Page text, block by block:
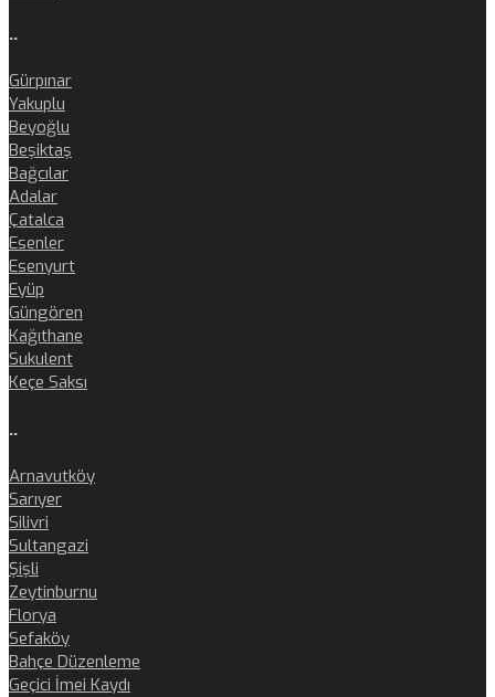
..
Gürpınar
Yakuplu
Beyoğlu
Beşiktaş
Bağcılar
Adalar
Çatalca
Esenler
Esenyurt
Eyüp
Güngören
Kağıthane
Sukulent
Keçe Saksı
..
Arnavutköy
Sarıyer
Silivri
Sultangazi
Şişli
Zeytinburnu
Florya
Sefaköy
Bahçe Düzenleme
Geçici İmei Kaydı